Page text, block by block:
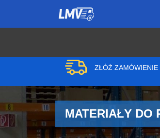
ZŁÓŻ ZAMÓWIENIE
MATERIAŁY DO